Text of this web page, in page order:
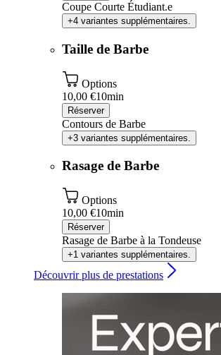
Coupe Courte Étudiant.e
+4 variantes supplémentaires.
Taille de Barbe
Options
10,00 €10min
Réserver
Contours de Barbe
+3 variantes supplémentaires.
Rasage de Barbe
Options
10,00 €10min
Réserver
Rasage de Barbe à la Tondeuse
+1 variantes supplémentaires.
Découvrir plus de prestations